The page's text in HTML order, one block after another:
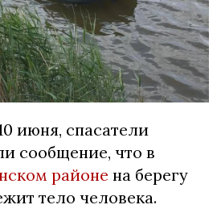
июня, спасатели
сообщение, что в
районе на берегу
тело человека.